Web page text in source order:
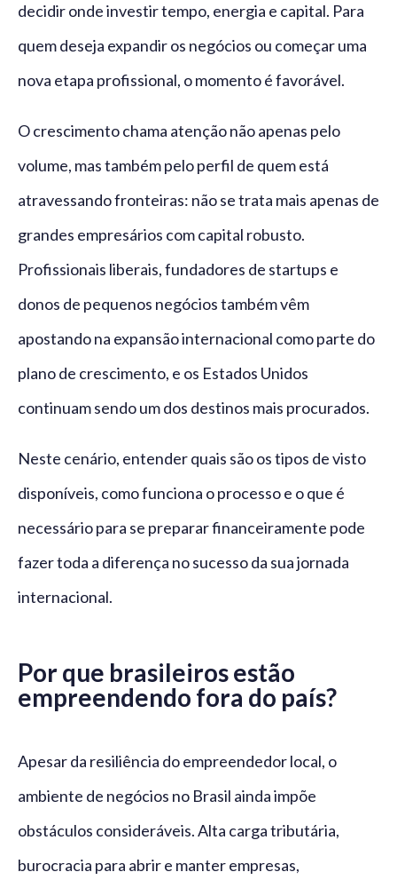
decidir onde investir tempo, energia e capital. Para
quem deseja expandir os negócios ou começar uma
nova etapa profissional, o momento é favorável.
O crescimento chama atenção não apenas pelo
volume, mas também pelo perfil de quem está
atravessando fronteiras: não se trata mais apenas de
grandes empresários com capital robusto.
Profissionais liberais, fundadores de startups e
donos de pequenos negócios também vêm
apostando na expansão internacional como parte do
plano de crescimento, e os Estados Unidos
continuam sendo um dos destinos mais procurados.
Neste cenário, entender quais são os tipos de visto
disponíveis, como funciona o processo e o que é
necessário para se preparar financeiramente pode
fazer toda a diferença no sucesso da sua jornada
internacional.
Por que brasileiros estão
empreendendo fora do país?
Apesar da resiliência do empreendedor local, o
ambiente de negócios no Brasil ainda impõe
obstáculos consideráveis. Alta carga tributária,
burocracia para abrir e manter empresas,